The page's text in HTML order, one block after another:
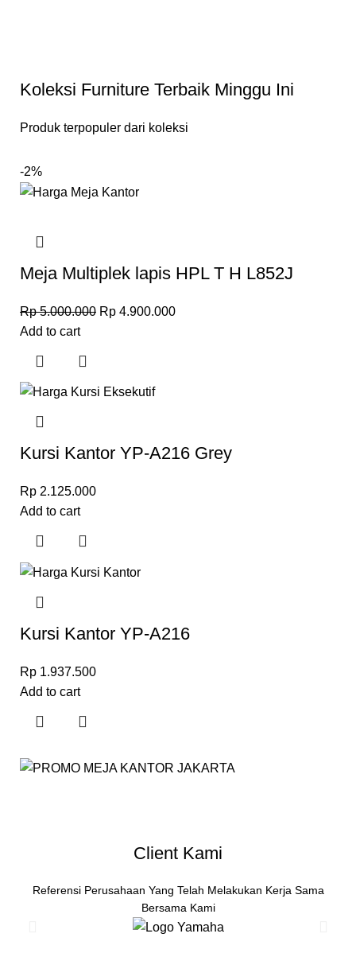
Koleksi Furniture Terbaik Minggu Ini
Produk terpopuler dari koleksi
-2%
Meja Multiplek lapis HPL T H L852J
Rp5.000.000 Rp 4.900.000
Add to cart
Kursi Kantor YP-A216 Grey
Rp 2.125.000
Add to cart
Kursi Kantor YP-A216
Rp 1.937.500
Add to cart
Client Kami
Referensi Perusahaan Yang Telah Melakukan Kerja Sama
Bersama Kami